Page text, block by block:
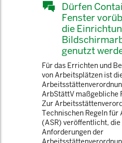
Dürfen
Fenster
die
genutzt
Für das Errichten und
von Arbeitsplätzen ist
ArbStättV maßgebliche
Zur
Technischen Regeln
(ASR) veröffentlicht, die
Anforderungen der